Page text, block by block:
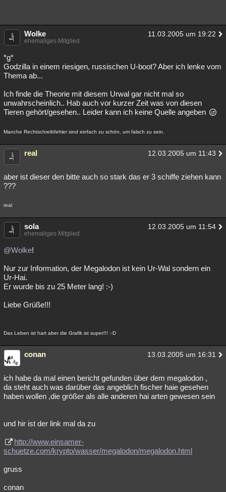
Wolke 11.03.2005 um 19:22
ehemaliges Mitglied
*g*
Godzilla in einem riesigen, russischen U-boot? Aber ich lenke vom
Thema ab...
Ich finde die Theorie mit diesem Urwal gar nicht mal so
unwahrscheinlich.. Hab auch vor kurzer Zeit was von diesen
Tieren gehört/gesehen.. Leider kann ich keine Quelle angeben
Manche Rechtschreibfehler sind einfach zu schön, um falsch zu sein.
real 12.03.2005 um 11:43
aber ist dieser den bitte auch so stark das er 3 schiffe ziehen kann
???
real
sola 12.03.2005 um 11:54
ehemaliges Mitglied
@Wolke!
Nur zur Information, der Megalodon ist kein Ur-Wal sondern ein
Ur-Hai.
Er wurde bis zu 25 Meter lang! :-)
Liebe Grüße!!!
Das Leben ist hart aber die Grafik ist super!!! :-D
conan 13.03.2005 um 16:31
ich habe da mal einen bericht gefunden über dem megalodon ,
da steht auch was darüber das angeblich fischer haie gesehen
haben wollen ,die größer als alle anderen hai arten gewesen sein
und hir ist der link mal da zu
http://www.einsamer-
schuetze.com/krypto/wasser/megalodon/megalodon.html
gruss
conan